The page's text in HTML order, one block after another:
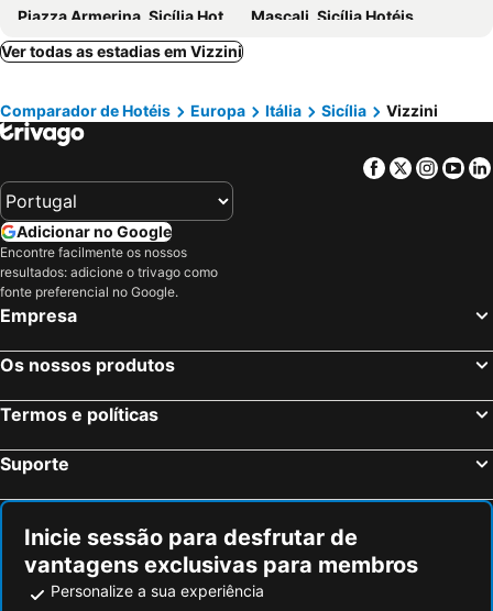
Piazza Armerina, Sicília Hotéis
Mascali, Sicília Hotéis
Marina di Ragusa, Sicília Hotéis
Riposto, Sicília Hotéis
Castiglione di Sicilia, Sicília Hotéis
Viagrande, Sicília Hotéis
Comiso, Sicília Hotéis
Palermo, Sicília Hotéis
Cefalu, Sicília Hotéis
Campofelice di Roccella, Sicília Hotéis
Agrigento, Sicília Hotéis
Milão, Lombardia Hotéis
Florença, Toscana Hotéis
Nápoles, Campanha Hotéis
Bolonha, Emília-Romanha Hotéis
Cagliari, Sardenha Hotéis
Ver todas as estadias em Vizzini
Comparador de Hotéis Europa Itália Sicília Vizzini
Facebook
Twitter
Adicionar no Google
Encontre facilmente os nossos
resultados: adicione o trivago como
fonte preferencial no Google.
Empresa
Os nossos produtos
Termos e políticas
Suporte
Inicie sessão para desfrutar de
vantagens exclusivas para membros
Personalize a sua experiência